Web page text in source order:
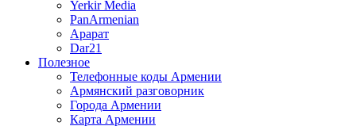
Yerkir Media
PanArmenian
Арарат
Dar21
Полезное
Телефонные коды Армении
Армянский разговорник
Города Армении
Карта Армении